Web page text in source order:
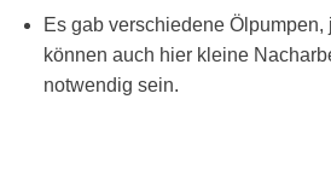
Es gab verschiedene Ölpumpen,
können auch hier kleine
notwendig sein.